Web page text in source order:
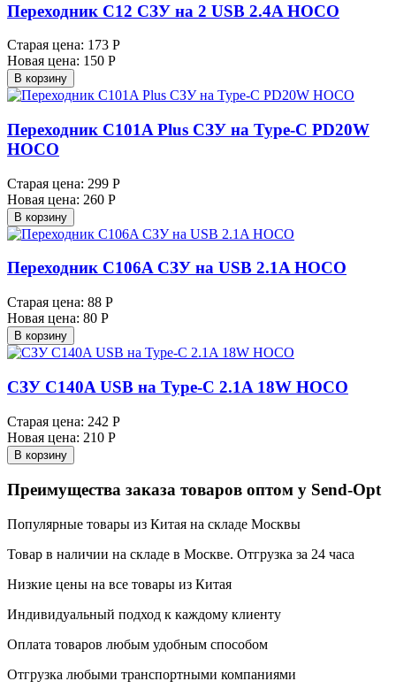
Переходник C12 СЗУ на 2 USB 2.4A HOCO
Старая цена: 173 Р
Новая цена: 150 Р
В корзину
Переходник C101A Plus СЗУ на Type-C PD20W
HOCO
Старая цена: 299 Р
Новая цена: 260 Р
В корзину
Переходник C106A СЗУ на USB 2.1A HOCO
Старая цена: 88 Р
Новая цена: 80 Р
В корзину
СЗУ C140A USB на Type-C 2.1A 18W HOCO
Старая цена: 242 Р
Новая цена: 210 Р
В корзину
Преимущества заказа товаров оптом у Send-Opt
Популярные товары из Китая на складе Москвы
Товар в наличии на складе в Москве. Отгрузка за 24 часа
Низкие цены на все товары из Китая
Индивидуальный подход к каждому клиенту
Оплата товаров любым удобным способом
Отгрузка любыми транспортными компаниями